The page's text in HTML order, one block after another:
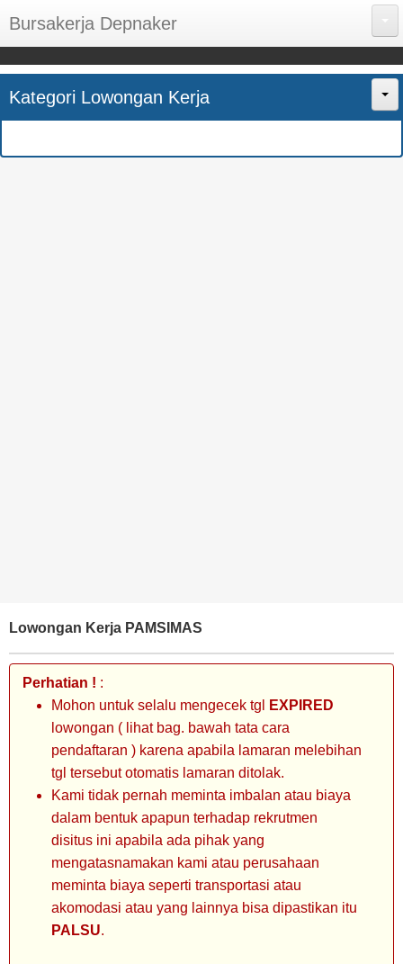
Bursakerja Depnaker
About Me
Disclaimer
Kategori Lowongan Kerja
Lowongan Kerja PAMSIMAS
Perhatian ! :
Mohon untuk selalu mengecek tgl
EXPIRED
lowongan ( lihat bag. bawah tata cara
pendaftaran ) karena apabila lamaran melebihan
tgl tersebut otomatis lamaran ditolak.
Kami tidak pernah meminta imbalan atau biaya
dalam bentuk apapun terhadap rekrutmen
disitus ini apabila ada pihak yang
mengatasnamakan kami atau perusahaan
meminta biaya seperti transportasi atau
akomodasi atau yang lainnya bisa dipastikan itu
PALSU.